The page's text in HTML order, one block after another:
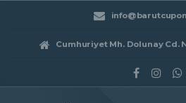
Cumhuriyet Mh. Dolunay Cd.